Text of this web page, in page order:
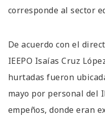
corresponde al sector
De acuerdo con el
IEEPO Isaías Cruz
hurtadas fueron
mayo por personal del
empeños, donde eran